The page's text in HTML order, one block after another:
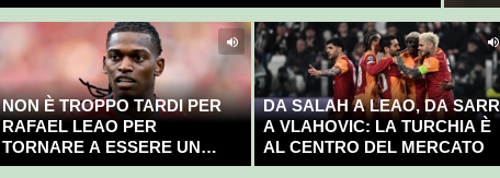
NON È TROPPO TARDI PER
RAFAEL LEAO PER
TORNARE A ESSERE UN
CAMPIONE
DA SALAH A LEAO, DA SARR
A VLAHOVIC: LA TURCHIA È
AL CENTRO DEL MERCATO